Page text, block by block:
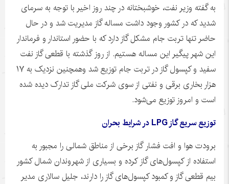
به گفته وزیر نفت، خوشبختانه در چند روز اخیر با توجه به سرمای
شدید که در کشور وجود داشت مساله گاز مدیریت شد و در حال
حاضر تنها تربت جام مشکل گاز دارد که با حضور استاندار و فرماندار
این شهر پیگیر این مساله هستیم. از روز گذشته با قطعی گاز نفت
سفید و کپسول گاز در تربت جام توزیع شد وهمچنین
نزدیک به ۱۷
هزار بخاری برقی و نفتی از سوی شرکت ملی گاز تدارک دیده شده
است و امروز توزیع می‌شود.
توزیع سریع گازLPG
در شرایط بحران
برودت هوا و افت فشار گاز برخی از مناطق شمالی را مجبور به
استفاده از کپسول‌های گاز کرده و بسیاری از شهروندان شمال کشور
بیم قطعی گاز و کمبود کپسول‌های گاز را دارند، جلیل سالاری مدیر